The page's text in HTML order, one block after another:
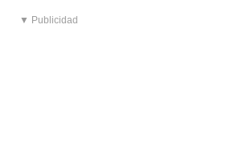
▼ Publicidad